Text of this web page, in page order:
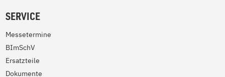
SERVICE
Messetermine
BImSchV
Ersatzteile
Dokumente